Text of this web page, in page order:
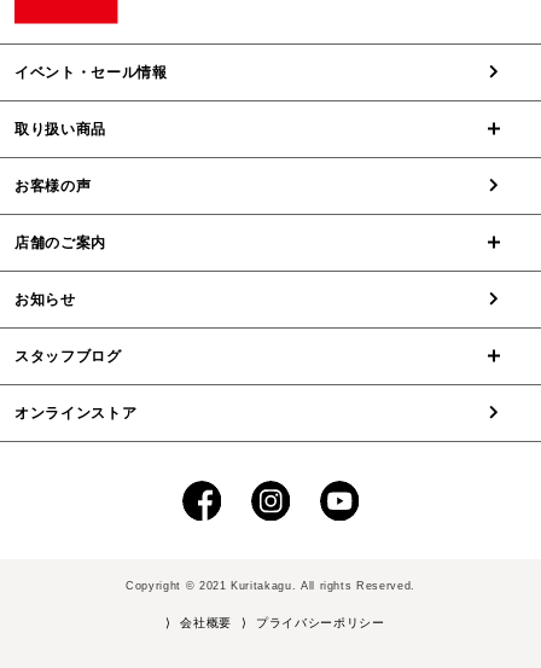
イベント・セール情報
取り扱い商品
お客様の声
店舗のご案内
お知らせ
スタッフブログ
オンラインストア
Copyright © 2021 Kuritakagu. All rights Reserved.
⟩ 会社概要 ⟩ プライバシーポリシー